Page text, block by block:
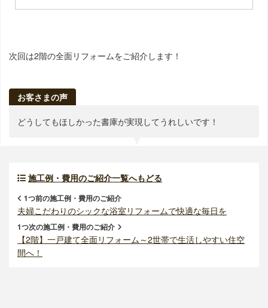
次回は2階の全面リフォームをご紹介します！
お客さまの声
どうしてもほしかった書庫が実現してうれしいです！
施工例・費用のご紹介一覧へもどる
1つ前の施工例・費用のご紹介
夫婦こだわりのシックな浴室リフォームで快適な毎日を
1つ次の施工例・費用のご紹介
【2階】一戸建て全面リフォーム～2世帯で生活しやすい住空
間へ！